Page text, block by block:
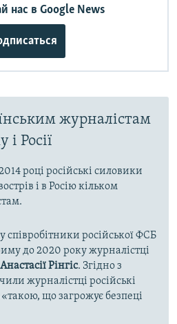
нас в Google News
журналістам
Росії
році російські силовики
і в Росію кільком
співробітники російської ФСБ
до 2020 року журналістці
Анастасії Рінгіс. Згідно з
журналістці російські
що загрожує безпеці